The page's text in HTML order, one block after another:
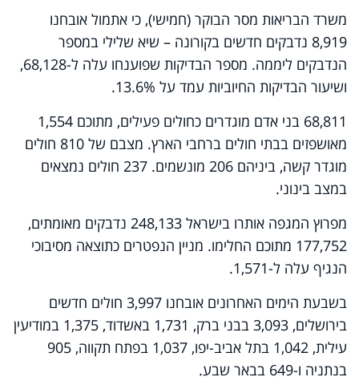
משרד הבריאות מסר הבוקר (חמישי), כי אתמול אובחנו
8,919 נדבקים חדשים בקורונה – שיא שלילי במספר
הנדבקים ליממה. מספר הבדיקות שפוענחו עלה ל-68,128,
ושיעור הבדיקות החיוביות עמד על 13.6%.
68,811 בני אדם מוגדרים כחולים פעילים, מתוכם 1,554
מאושפזים בבתי חולים ברחבי הארץ. מצבם של 810 חולים
מוגדר קשה, ביניהם 206 מונשמים. 237 חולים נמצאים
במצב בינוני.
מפרוץ המגפה אותרו בישראל 248,133 נדבקים מאומתים,
177,752 מתוכם החלימו. מניין הנפטרים כתוצאה מסיבוכי
הנגיף עלה ל-1,571.
בשבעת הימים האחרונים אובחנו 3,997 חולים חדשים
בירושלים, 3,093 בבני ברק, 1,731 באשדוד, 1,375 במודיעין
עילית, 1,042 בתל אביב-יפו, 1,037 בפתח תקווה, 905
בנתניה ו-649 בבאר שבע.